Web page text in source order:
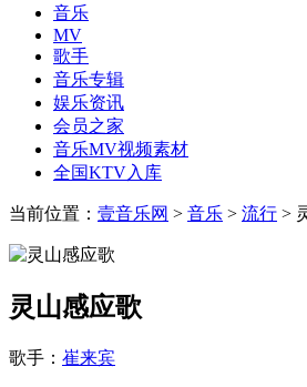
音乐
MV
歌手
音乐专辑
娱乐资讯
会员之家
音乐MV视频素材
全国KTV入库
当前位置： 壹音乐网 > 音乐 > 流行 >
灵山感应歌
歌手： 崔来宾